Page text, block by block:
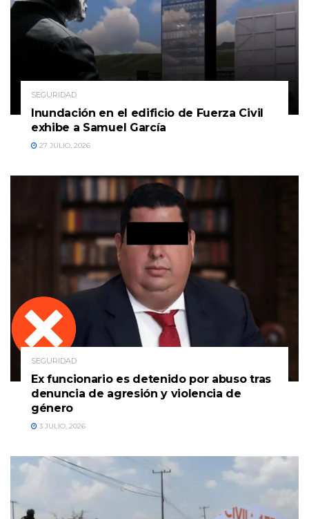
SEGURIDAD
Inundación en el edificio de Fuerza Civil
exhibe a Samuel García
27 JULIO, 2026
SEGURIDAD
Ex funcionario es detenido por abuso tras
denuncia de agresión y violencia de
género
3 JULIO, 2026